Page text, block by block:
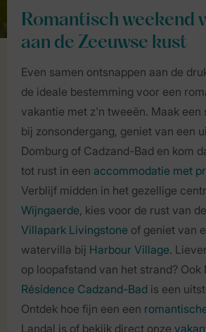
Romantisch weekend
aan de Zeeuwse kust
Even samen ontsnappen aan de
de ideale bestemming voor een
vakantie met z'n tweeën. Maak een
bij zonsondergang, geniet van een
Domburg of Cadzand-Bad en kom
tot rust in een accommodatie met
Verblijf midden in het gezellige
Wijngaerde, kies voor de rust van
Villapark Livingstone of geniet van
watervilla bij Harbour Village.
op loopafstand van het strand? Ook
Résidence Cadzand-Bad is een
Ontdek hoe fijn een een
Landal is of bekijk direct onze